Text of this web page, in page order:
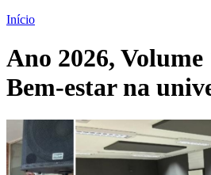
Início
Ano 2026, Volume
Bem-estar na